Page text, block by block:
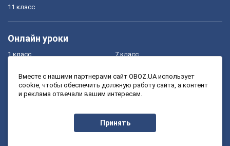
11 класс
Онлайн уроки
1 класс
3 класс
7 класс
9 класс
Вместе с нашими партнерами сайт OBOZ.UA использует
cookie, чтобы обеспечить должную работу сайта, а контент
и реклама отвечали вашим интересам.
Принять